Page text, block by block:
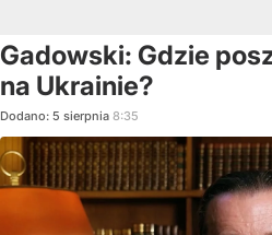
Gadowski: Gdzie
na Ukrainie?
Dodano: 5 sierpnia 8:35